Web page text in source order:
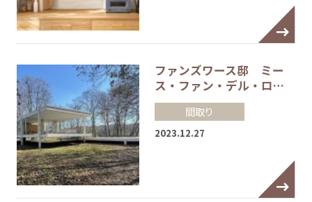
ファンズワース邸 ミー
ス・ファン・デル・ロ…
間取り
2023.12.27